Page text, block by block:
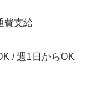
費支給
/ 週1日からOK